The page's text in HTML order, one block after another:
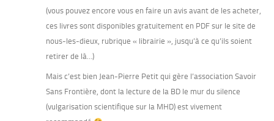
(vous pouvez encore vous en faire un avis avant de les acheter,
ces livres sont disponibles gratuitement en PDF sur le site de
nous-les-dieux, rubrique « librairie », jusqu’à ce qu’ils soient
retirer de là…)
Mais c’est bien Jean-Pierre Petit qui gère l’association Savoir
Sans Frontière, dont la lecture de la BD le mur du silence
(vulgarisation scientifique sur la MHD) est vivement